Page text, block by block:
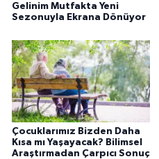
Gelinim Mutfakta Yeni
Sezonuyla Ekrana Dönüyor
Çocuklarımız Bizden Daha
Kısa mı Yaşayacak? Bilimsel
Araştırmadan Çarpıcı Sonuç